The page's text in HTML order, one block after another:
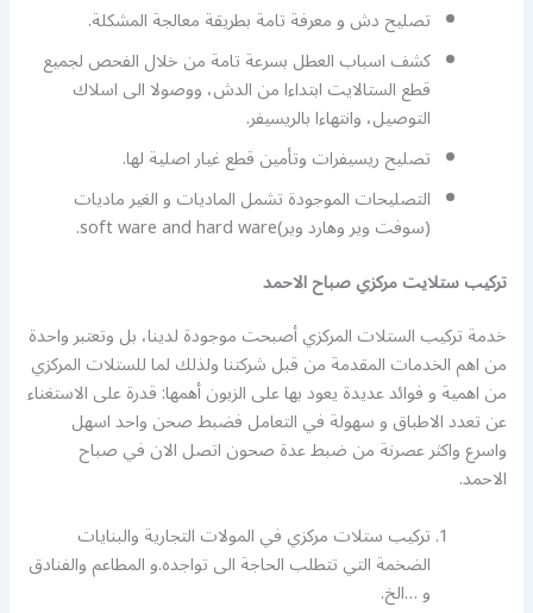
تصليح دش و معرفة تامة بطريقة معالجة المشكلة.
كشف اسباب العطل بسرعة تامة من خلال الفحص لجميع
قطع الستالايت ابتداءا من الدش، ووصولا الى اسلاك
التوصيل، وانتهاءا بالريسيفر.
تصليح ريسيفرات وتأمين قطع غيار اصلية لها.
التصليحات الموجودة تشمل الماديات و الغير ماديات
(سوفت وير وهارد وير)soft ware and hard ware.
تركيب ستلايت مركزي صباح الاحمد
خدمة تركيب الستلات المركزي أصبحت موجودة لدينا، بل وتعتبر واحدة
من اهم الخدمات المقدمة من قبل شركتنا ولذلك لما للستلات المركزي
من اهمية و فوائد عديدة يعود بها على الزبون أهمها: قدرة على الاستغناء
عن تعدد الاطباق و سهولة في التعامل فضبط صحن واحد اسهل
واسرع واكثر عصرنة من ضبط عدة صحون اتصل الان في صباح
الاحمد.
تركيب ستلات مركزي في المولات التجارية والبنايات
الضخمة التي تتطلب الحاجة الى تواجده.و المطاعم والفنادق
و …الخ.